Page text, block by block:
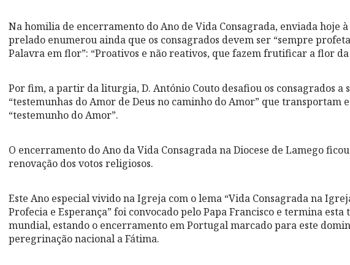
Na homilia de encerramento do Ano de Vida Consagrada, enviada hoje à
prelado enumerou ainda que os consagrados devem ser “sempre
Palavra em flor”: “Proativos e não reativos, que fazem frutificar a flor
Por fim, a partir da liturgia, D. António Couto desafiou os consagrados a
“testemunhas do Amor de Deus no caminho do Amor” que transportam
“testemunho do Amor”.
O encerramento do Ano da Vida Consagrada na Diocese de Lamego
renovação dos votos religiosos.
Este Ano especial vivido na Igreja com o lema “Vida Consagrada na
Profecia e Esperança” foi convocado pelo Papa Francisco e termina
mundial, estando o encerramento em Portugal marcado para este
peregrinação nacional a Fátima.